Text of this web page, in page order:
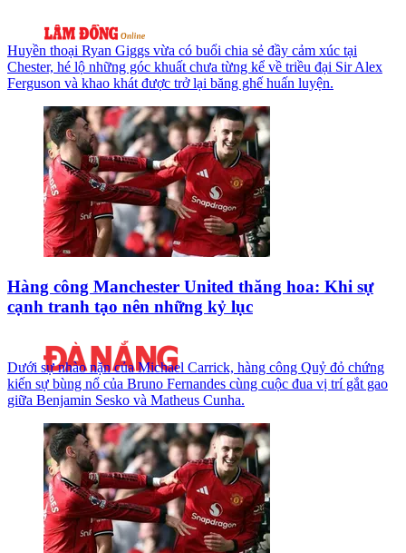
Huyền thoại Ryan Giggs vừa có buổi chia sẻ đầy cảm xúc tại
Chester, hé lộ những góc khuất chưa từng kể về triều đại Sir Alex
Ferguson và khao khát được trở lại băng ghế huấn luyện.
Hàng công Manchester United thăng hoa: Khi sự
cạnh tranh tạo nên những kỷ lục
Dưới sự nhào nặn của Michael Carrick, hàng công Quỷ đỏ chứng
kiến sự bùng nổ của Bruno Fernandes cùng cuộc đua vị trí gắt gao
giữa Benjamin Sesko và Matheus Cunha.